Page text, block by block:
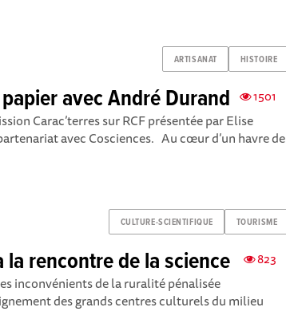
ARTISANAT HISTOIRE
1501
avec André Durand
Carac’terres sur RCF présentée par Elise
avec Cosciences. Au cœur d’un havre de
CULTURE-SCIENTIFIQUE TOURISME
823
la rencontre de la science
inconvénients de la ruralité pénalisée
des grands centres culturels du milieu